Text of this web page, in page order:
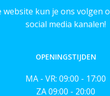
website kun je ons volgen
social media kanalen!
OPENINGSTIJDEN
MA - VR: 09:00 - 17:00
ZA 09:00 - 20:00